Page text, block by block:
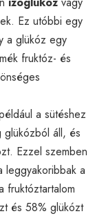
Ez utóbbi egy
a glükóz egy
fruktóz- és
a sütéshez
glükózból áll, és
Ezzel szemben
leggyakoribbak a
fruktóztartalom
és 58% glükózt